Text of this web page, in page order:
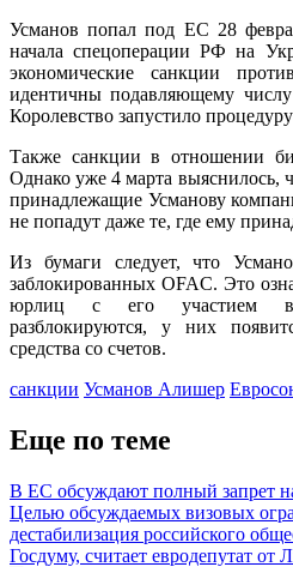
Усманов попал под ЕС 28
начала спецоперации РФ на
экономические санкции
идентичны подавляющему
Королевство запустило
Также санкции в отношении
Однако уже 4 марта
принадлежащие Усманову
не попадут даже те, где ему
Из бумаги следует, что
заблокированных OFAC. Это
юрлиц с его участием в
разблокируются, у них
средства со счетов.
санкции Усманов Алишер
Еще по теме
В ЕС обсуждают полный запрет
Целью обсуждаемых визовых
дестабилизация российского
Госдуму, считает евродепутат от